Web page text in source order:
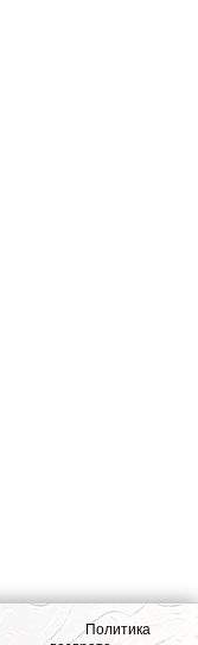
Политика